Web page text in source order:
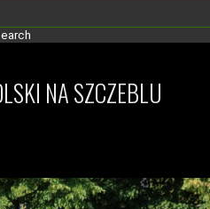
NA SZCZEBLU